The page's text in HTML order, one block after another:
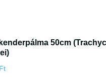
50cm
Ft